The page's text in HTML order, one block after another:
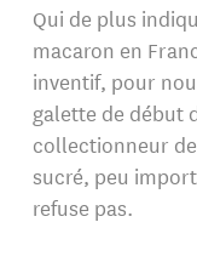
Qui de plus
macaron en
inventif, pour
galette de début
collectionneur
sucré, peu
refuse pas.